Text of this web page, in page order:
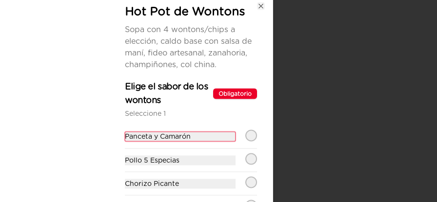
Wonton de Chorizo
8 wontons fritos rellenos de
reducción de sriracha y salsa
teriyaki. Incluye su salsa
agridulce.
Camarón
camarón, panceta, champiñones
Hot Pot de Wontons
Sopa con 4 wontons/chips a
elección, caldo base con salsa de
maní, fideo artesanal, zanahoria,
champiñones, col china.
Elige el sabor de los
wontons
Obligatorio
Seleccione 1
Panceta y Camarón
Pollo 5 Especias
Chorizo Picante